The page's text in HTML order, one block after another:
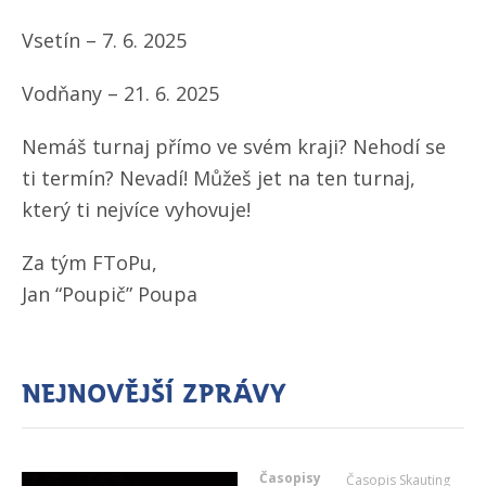
Vsetín – 7. 6. 2025
Vodňany – 21. 6. 2025
Nemáš turnaj přímo ve svém kraji? Nehodí se
ti termín? Nevadí! Můžeš jet na ten turnaj,
který ti nejvíce vyhovuje!
Za tým FToPu,
Jan “Poupič” Poupa
Nejnovější zprávy
Časopisy Časopis Skauting